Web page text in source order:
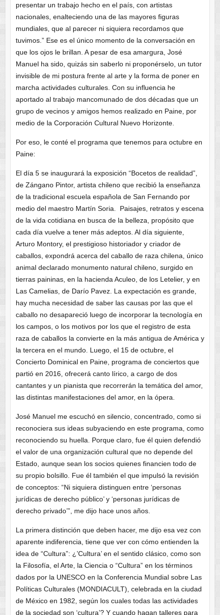
presentar un trabajo hecho en el país, con artistas
nacionales, enalteciendo una de las mayores figuras
mundiales, que al parecer ni siquiera recordamos que
tuvimos.” Ese es el único momento de la conversación en
que los ojos le brillan. A pesar de esa amargura, José
Manuel ha sido, quizás sin saberlo ni proponérselo, un tutor
invisible de mi postura frente al arte y la forma de poner en
marcha actividades culturales. Con su influencia he
aportado al trabajo mancomunado de dos décadas que un
grupo de vecinos y amigos hemos realizado en Paine, por
medio de la Corporación Cultural Nuevo Horizonte.
Por eso, le conté el programa que tenemos para octubre en
Paine:
El día 5 se inaugurará la exposición “Bocetos de realidad”,
de Zángano Pintor, artista chileno que recibió la enseñanza
de la tradicional escuela española de San Fernando por
medio del maestro Martín Soria. Paisajes, retratos y escena
de la vida cotidiana en busca de la belleza, propósito que
cada día vuelve a tener más adeptos. Al día siguiente,
Arturo Montory, el prestigioso historiador y criador de
caballos, expondrá acerca del caballo de raza chilena, único
animal declarado monumento natural chileno, surgido en
tierras paininas, en la hacienda Aculeo, de los Letelier, y en
Las Camelias, de Darío Pavez. La expectación es grande,
hay mucha necesidad de saber las causas por las que el
caballo no desapareció luego de incorporar la tecnología en
los campos, o los motivos por los que el registro de esta
raza de caballos la convierte en la más antigua de América y
la tercera en el mundo. Luego, el 15 de octubre, el
Concierto Dominical en Paine, programa de conciertos que
partió en 2016, ofrecerá canto lírico, a cargo de dos
cantantes y un pianista que recorrerán la temática del amor,
las distintas manifestaciones del amor, en la ópera.
José Manuel me escuchó en silencio, concentrado, como si
reconociera sus ideas subyaciendo en este programa, como
reconociendo su huella. Porque claro, fue él quien defendió
el valor de una organización cultural que no depende del
Estado, aunque sean los socios quienes financien todo de
su propio bolsillo. Fue él también el que impulsó la revisión
de conceptos: “Ni siquiera distinguen entre ‘personas
jurídicas de derecho público’ y ‘personas jurídicas de
derecho privado’”, me dijo hace unos años.
La primera distinción que deben hacer, me dijo esa vez con
aparente indiferencia, tiene que ver con cómo entienden la
idea de “Cultura”: ¿’Cultura’ en el sentido clásico, como son
la Filosofía, el Arte, la Ciencia o “Cultura” en los términos
dados por la UNESCO en la Conferencia Mundial sobre Las
Políticas Culturales (MONDIACULT), celebrada en la ciudad
de México en 1982, según los cuales todas las actividades
de la sociedad son ‘cultura’? Y cuando hagan talleres para